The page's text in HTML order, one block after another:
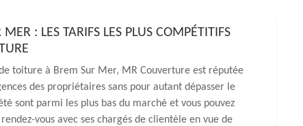
: LES TARIFS LES PLUS COMPÉTITIFS
toiture à Brem Sur Mer, MR Couverture est réputée
des propriétaires sans pour autant dépasser le
sont parmi les plus bas du marché et vous pouvez
vous avec ses chargés de clientèle en vue de